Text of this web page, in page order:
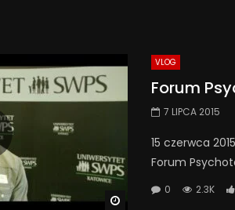
Watch Later
VLOG
Forum
7 LIPCA 2015
15 czerwca
Forum
0 2.3K